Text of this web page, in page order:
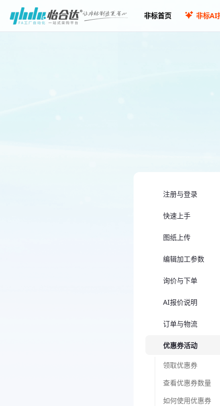
非标首页 非标AI
注册与登录
快速上手
图纸上传
编辑加工参数
询价与下单
AI报价说明
订单与物流
优惠券活动
领取优惠券
查看优惠券数量
如何使用优惠券